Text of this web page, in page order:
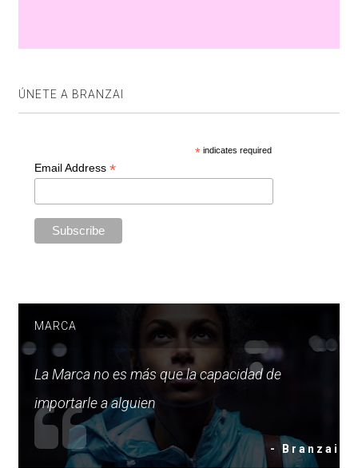
ÚNETE A BRANZAI
* indicates required
Email Address *
MARCA
La Marca no es más que la capacidad de
importarle a alguien
- Branzai